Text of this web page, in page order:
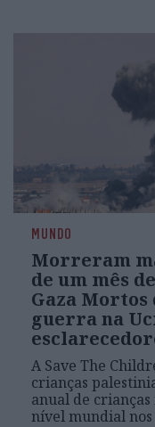
MUNDO
Morreram
de um mês
Gaza Mortos
guerra na
A Save The
crianças
anual de
nível mundial